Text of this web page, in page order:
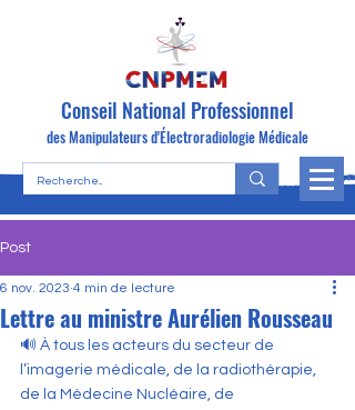
Conseil National Professionnel
des Manipulateurs d'Électroradiologie Médicale
Post
Lettre au ministre Aurélien Rousseau
6 nov. 2023 4 min de lecture
🔊 À tous les acteurs du secteur de
l’imagerie médicale, de la radiothérapie,
de la Médecine Nucléaire, de